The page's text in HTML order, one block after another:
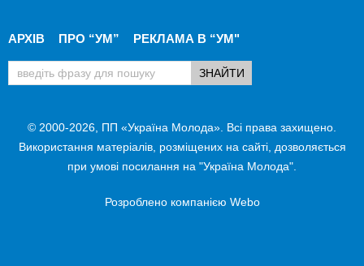
АРХІВ ПРО “УМ” РЕКЛАМА В “УМ"
© 2000-2026, ПП «Україна Молода». Всі права захищено.
Використання матеріалів, розміщених на сайті, дозволяється
при умові посилання на "Україна Молода".
Розроблено компанією Webo